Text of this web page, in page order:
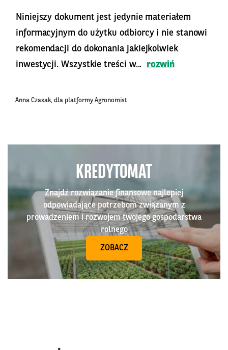
Niniejszy dokument jest jedynie materiałem
informacyjnym do użytku odbiorcy i nie stanowi
rekomendacji do dokonania jakiejkolwiek
inwestycji. Wszystkie treści w...
rozwiń
Anna Czasak, dla platformy Agronomist
KREDYTOMAT
Znajdź rozwiązanie finansowe najlepiej
odpowiadające potrzebom związanym z
prowadzeniem i rozwojem twojego gospodarstwa
rolnego
ZOBACZ